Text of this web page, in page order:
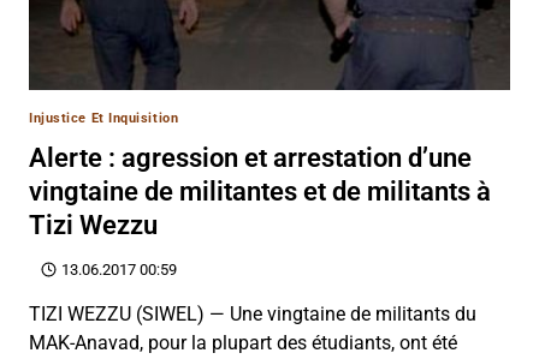
Injustice Et Inquisition
Alerte : agression et arrestation d’une
vingtaine de militantes et de militants à
Tizi Wezzu
13.06.2017 00:59
TIZI WEZZU (SIWEL) — Une vingtaine de militants du
MAK-Anavad, pour la plupart des étudiants, ont été